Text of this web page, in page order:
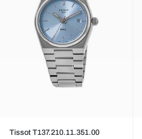
Tissot T137.210.11.351.00